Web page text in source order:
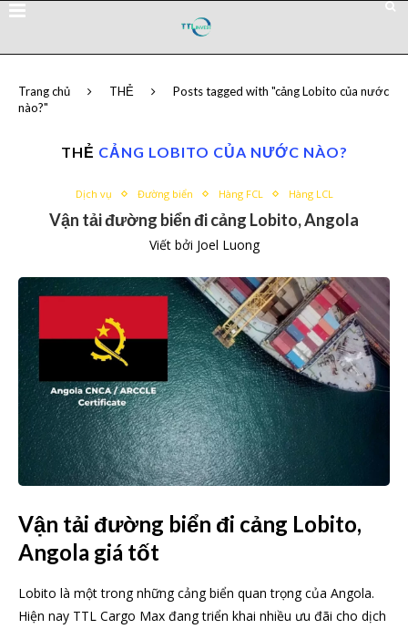
Trang chủ THẺ
Posts tagged with "cảng Lobito của nước
nào?"
THẺ CẢNG LOBITO CỦA NƯỚC NÀO?
Dịch vụ Đường biển Hàng FCL Hàng LCL
Vận tải đường biển đi cảng Lobito, Angola
Viết bởi Joel Luong
Vận tải đường biển đi cảng Lobito,
Angola giá tốt
Lobito là một trong những cảng biển quan trọng của Angola.
Hiện nay TTL Cargo Max đang triển khai nhiều ưu đãi cho dịch